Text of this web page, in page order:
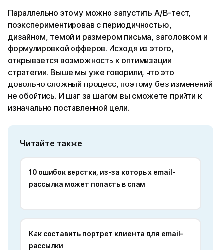
Параллельно этому можно запустить A/B-тест,
поэкспериментировав с периодичностью,
дизайном, темой и размером письма, заголовком и
формулировкой офферов. Исходя из этого,
открывается возможность к оптимизации
стратегии. Выше мы уже говорили, что это
довольно сложный процесс, поэтому без изменений
не обойтись. И шаг за шагом вы сможете прийти к
изначально поставленной цели.
Читайте также
10 ошибок верстки, из-за которых email-
рассылка может попасть в спам
Как составить портрет клиента для email-
рассылки